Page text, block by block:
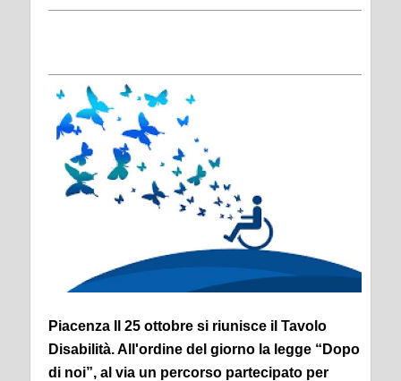
Piacenza Il 25 ottobre si riunisce il Tavolo
Disabilità. All'ordine del giorno la legge “Dopo
di noi”, al via un percorso partecipato per